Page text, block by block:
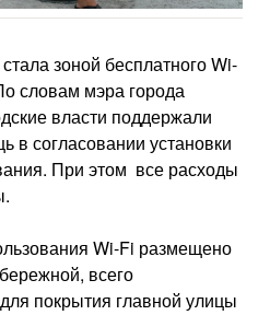
зоной бесплатного Wi-
словам мэра города
власти поддержали
в согласовании установки
При этом все расходы
Wi-Fi размещено
всего
покрытия главной улицы